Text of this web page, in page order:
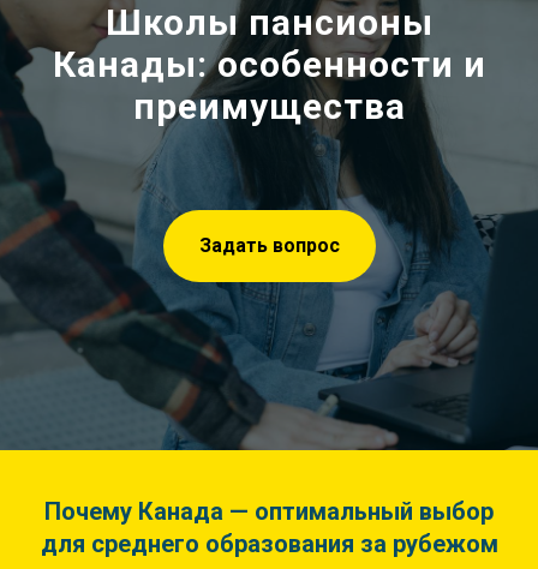
Школы пансионы
Канады: особенности и
преимущества
Задать вопрос
Почему Канада — оптимальный выбор
для среднего образования за рубежом